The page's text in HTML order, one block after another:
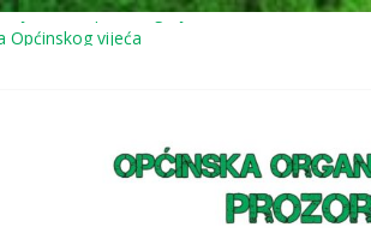
sjednica Općinskog vijeća
sjednica Općinskog vijeća: usvojeno više